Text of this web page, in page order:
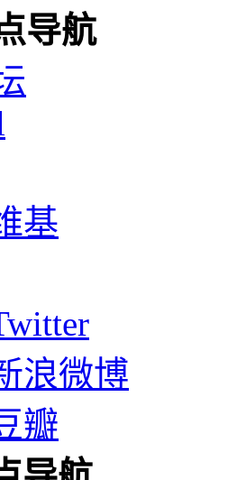
导航
基
浪微博
瓣